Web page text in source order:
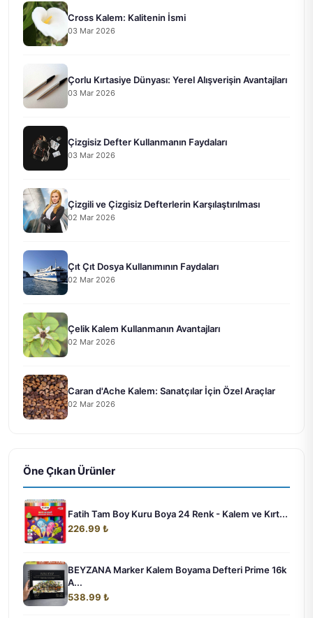
Cross Kalem: Kalitenin İsmi
03 Mar 2026
Çorlu Kırtasiye Dünyası: Yerel Alışverişin Avantajları
03 Mar 2026
Çizgisiz Defter Kullanmanın Faydaları
03 Mar 2026
Çizgili ve Çizgisiz Defterlerin Karşılaştırılması
02 Mar 2026
Çıt Çıt Dosya Kullanımının Faydaları
02 Mar 2026
Çelik Kalem Kullanmanın Avantajları
02 Mar 2026
Caran d'Ache Kalem: Sanatçılar İçin Özel Araçlar
02 Mar 2026
Öne Çıkan Ürünler
Fatih Tam Boy Kuru Boya 24 Renk - Kalem ve Kırt...
226.99 ₺
BEYZANA Marker Kalem Boyama Defteri Prime 16k
A...
538.99 ₺